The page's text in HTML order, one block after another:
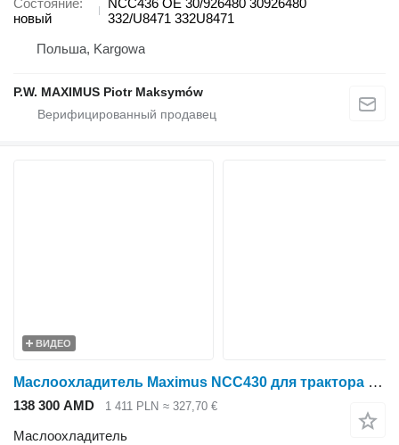
новый
332/U8471 332U8471
Польша, Kargowa
P.W. MAXIMUS Piotr Maksymów
ВИДЕО
Маслоохладитель Maximus NCC430 для трактора колесного Massey Ferguson MF 7465 T3 SISU, MF 7475 T3 SISU, MF 7480 T3 SISU
138 300 AMD 1 411 PLN ≈ 327,70 €
Маслоохладитель